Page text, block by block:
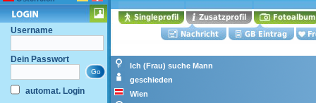
Username
Dein Passwort
automat. Login
Ich (Frau) suche Mann
geschieden
Wien